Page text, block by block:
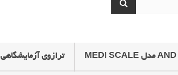
ترازوی آزمایشگاهی